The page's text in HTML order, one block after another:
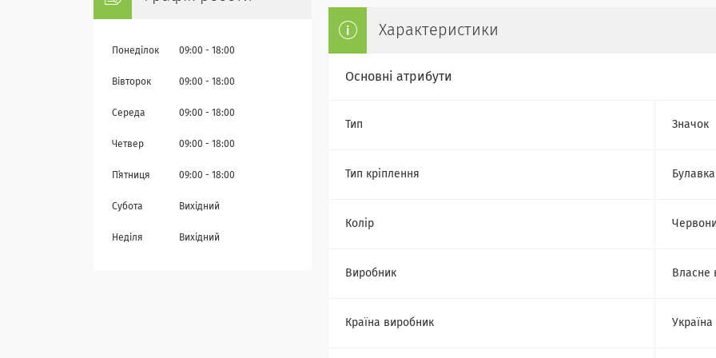
Характеристики
Основні атрибути
Тип Значок
Тип кріплення Булавка
Колір
Виробник Власне
Країна виробник Україна
Понеділок 09:00 18:00
Вівторок 09:00 18:00
Середа 09:00 18:00
Четвер 09:00 18:00
Пʼятниця 09:00 18:00
Субота Вихідний
Неділя Вихідний